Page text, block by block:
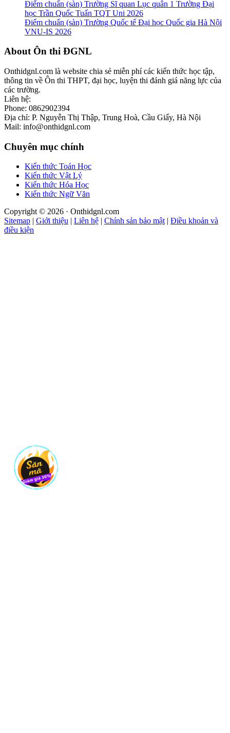
Điểm chuẩn (sàn) Trường Sĩ quan Lục quân 1 Trường Đại
học Trần Quốc Tuấn TQT Uni 2026
Điểm chuẩn (sàn) Trường Quốc tế Đại học Quốc gia Hà Nội
VNU-IS 2026
Footer
About Ôn thi ĐGNL
Onthidgnl.com là website chia sẻ miễn phí các kiến thức học tập,
thông tin về Ôn thi THPT, đại học, luyện thi đánh giá năng lực của
các trường.
Liên hệ:
Phone: 0862902394
Địa chỉ: P. Nguyễn Thị Thập, Trung Hoà, Cầu Giấy, Hà Nội
Mail: info@onthidgnl.com
Chuyên mục chính
Kiến thức Toán Học
Kiến thức Vật Lý
Kiến thức Hóa Học
Kiến thức Ngữ Văn
Copyright © 2026 · Onthidgnl.com
Sitemap
Giới thiệu Liên hệ Chính sản bảo mật| Điều khoản và
điều kiện